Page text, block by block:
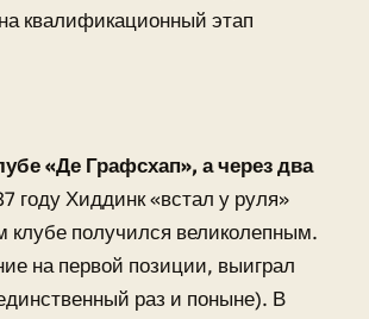
квалификационный этап
«Де Графсхап», а через два
году Хиддинк «встал у руля»
клубе получился великолепным.
на первой позиции, выиграл
раз и поныне). В